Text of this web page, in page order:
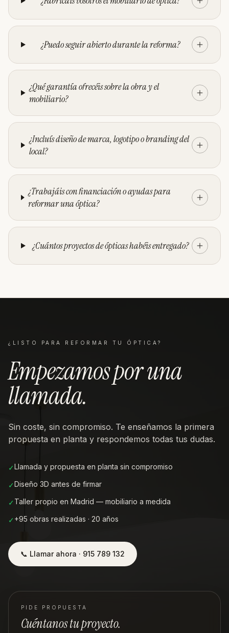
¿Puedo seguir abierto durante la reforma?
¿Qué garantía ofrecéis sobre la obra y el
mobiliario?
¿Incluís diseño de marca, logotipo o branding del
local?
¿Trabajáis con financiación o ayudas para
reformar una óptica?
¿Cuántos proyectos de ópticas habéis entregado?
¿LISTO PARA REFORMAR TU ÓPTICA ?
Empezamos por una
llamada.
Sin coste, sin compromiso. Te enseñamos la primera
propuesta en planta y respondemos todas tus dudas.
✓Llamada y propuesta en planta sin compromiso
✓Diseño 3D antes de firmar
✓Taller propio en Madrid — mobiliario a medida
✓+95 obras realizadas · 20 años
📞 Llamar ahora · 915 789 132
PIDE PROPUESTA
Cuéntanos tu proyecto.